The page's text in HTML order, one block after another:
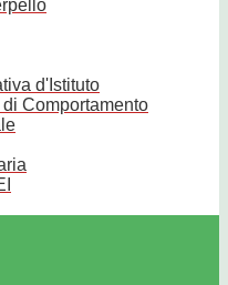
d'Istituto
Comportamento